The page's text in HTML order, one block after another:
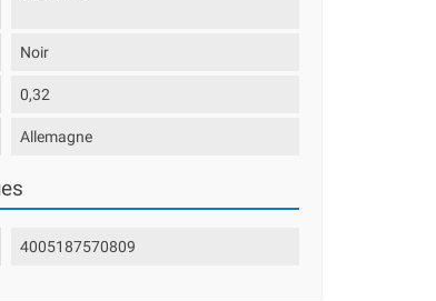
Noir
0,32
Allemagne
4005187570809